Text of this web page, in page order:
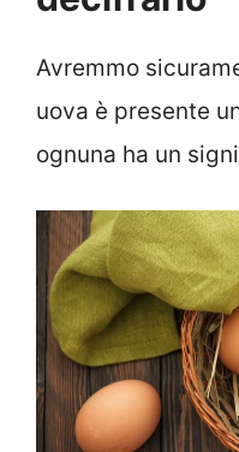
Avremmo
uova è presente
ognuna ha un